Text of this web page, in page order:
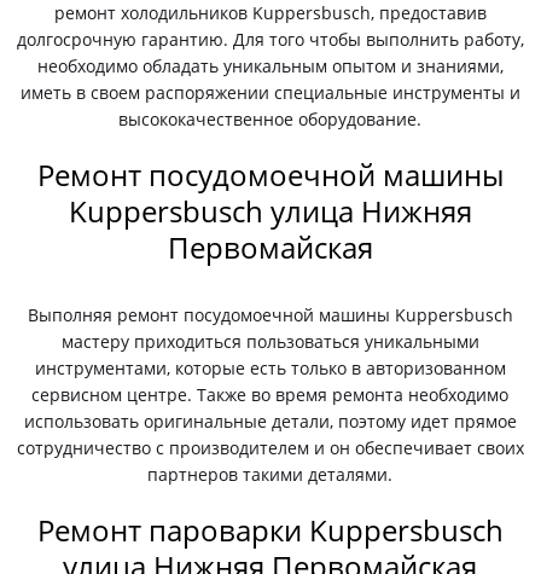
ремонт холодильников Kuppersbusch, предоставив
долгосрочную гарантию. Для того чтобы выполнить работу,
необходимо обладать уникальным опытом и знаниями,
иметь в своем распоряжении специальные инструменты и
высококачественное оборудование.
Ремонт посудомоечной машины
Kuppersbusch улица Нижняя
Первомайская
Выполняя ремонт посудомоечной машины Kuppersbusch
мастеру приходиться пользоваться уникальными
инструментами, которые есть только в авторизованном
сервисном центре. Также во время ремонта необходимо
использовать оригинальные детали, поэтому идет прямое
сотрудничество с производителем и он обеспечивает своих
партнеров такими деталями.
Ремонт пароварки Kuppersbusch